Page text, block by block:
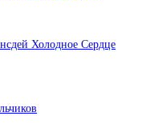
Холодное Сердце